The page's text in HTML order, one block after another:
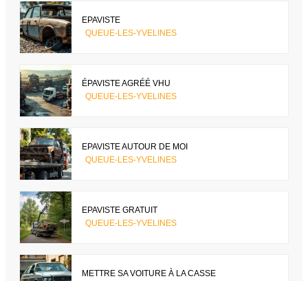
EPAVISTE
QUEUE-LES-YVELINES
ÉPAVISTE AGRÉÉ VHU
QUEUE-LES-YVELINES
EPAVISTE AUTOUR DE MOI
QUEUE-LES-YVELINES
EPAVISTE GRATUIT
QUEUE-LES-YVELINES
METTRE SA VOITURE À LA CASSE